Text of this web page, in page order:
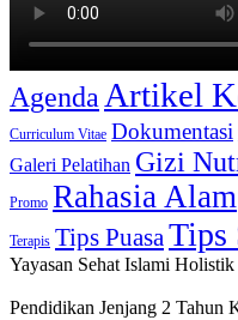
Agenda Artikel
Curriculum Vitae Dokumentasi
Galeri Pelatihan Gizi
Promo Rahasia Alam
Terapis Tips PuasaTips
Yayasan Sehat Islami Holistik
Pendidikan Jenjang 2 Tahun